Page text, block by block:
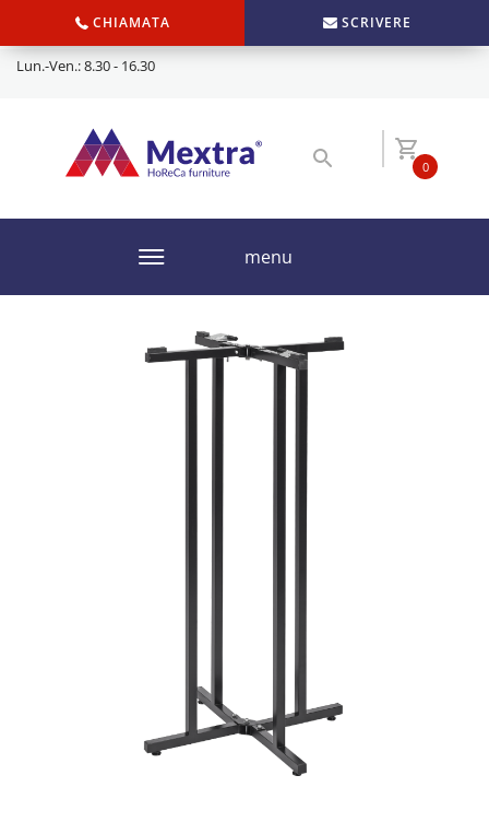
CHIAMATA SCRIVERE
Lun.-Ven.: 8.30 - 16.30
0
menu